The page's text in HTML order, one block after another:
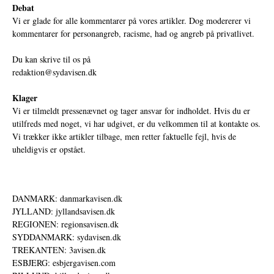
Debat
Vi er glade for alle kommentarer på vores artikler. Dog modererer vi
kommentarer for personangreb, racisme, had og angreb på privatlivet.
Du kan skrive til os på
redaktion@sydavisen.dk
Klager
Vi er tilmeldt pressenævnet og tager ansvar for indholdet. Hvis du er
utilfreds med noget, vi har udgivet, er du velkommen til at kontakte os.
Vi trækker ikke artikler tilbage, men retter faktuelle fejl, hvis de
uheldigvis er opstået.
DANMARK: danmarkavisen.dk
JYLLAND: jyllandsavisen.dk
REGIONEN: regionsavisen.dk
SYDDANMARK: sydavisen.dk
TREKANTEN: 3avisen.dk
ESBJERG: esbjergavisen.com